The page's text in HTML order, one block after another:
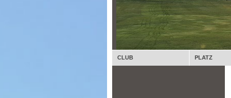
CLUB PLATZ